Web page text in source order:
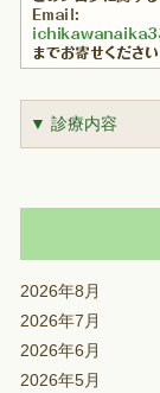
▼ 診療内容
2026年8月
2026年7月
2026年6月
2026年5月